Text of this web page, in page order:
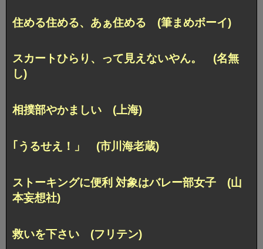
住める住める、あぁ住める (筆まめボーイ)
スカートひらり、って見えないやん。 (名無
し)
相撲部やかましい (上海)
｢うるせえ！」 (市川海老蔵)
ストーキングに便利 対象はバレー部女子 (山
本妄想社)
救いを下さい (フリテン)